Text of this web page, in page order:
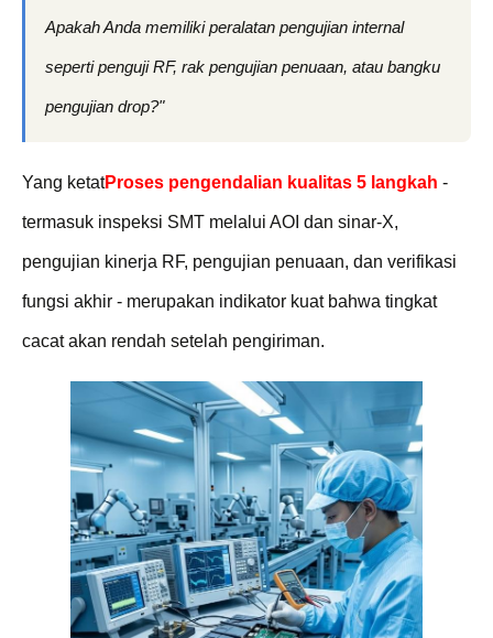
Apakah Anda memiliki peralatan pengujian internal
seperti penguji RF, rak pengujian penuaan, atau bangku
pengujian drop?"
Yang ketatProses pengendalian kualitas 5 langkah -
termasuk inspeksi SMT melalui AOI dan sinar-X,
pengujian kinerja RF, pengujian penuaan, dan verifikasi
fungsi akhir - merupakan indikator kuat bahwa tingkat
cacat akan rendah setelah pengiriman.